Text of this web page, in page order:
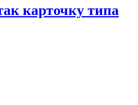
карточку типа